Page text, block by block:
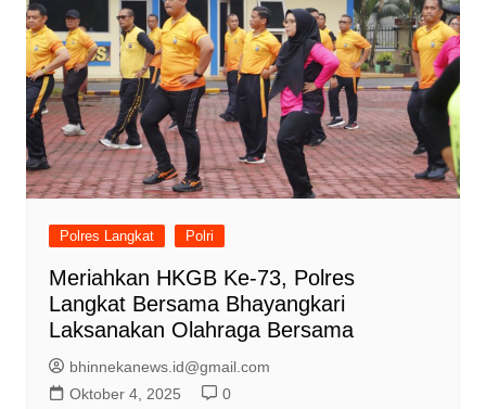
Polres Langkat Polri
Meriahkan HKGB Ke-73, Polres
Langkat Bersama Bhayangkari
Laksanakan Olahraga Bersama
bhinnekanews.id@gmail.com
Oktober 4, 2025
0